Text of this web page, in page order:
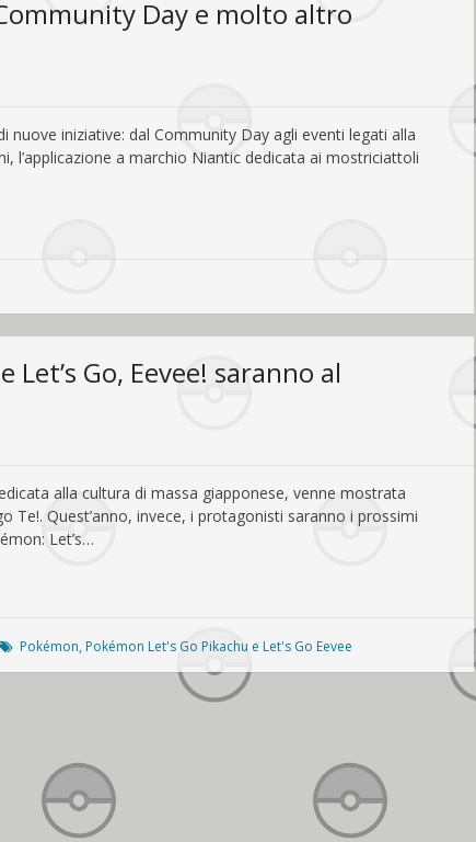
Day e molto altro
iniziative: dal Community Day agli eventi legati alla
l’applicazione a marchio Niantic dedicata ai mostriciattoli
Let’s Go, Eevee! saranno al
alla cultura di massa giapponese, venne mostrata
Te!. Quest’anno, invece, i protagonisti saranno i prossimi
Let’s…
Pokémon, Pokémon Let's Go Pikachu e Let's Go Eevee